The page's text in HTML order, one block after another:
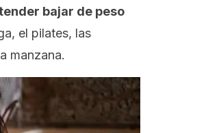
bajar de peso
el pilates, las
manzana.